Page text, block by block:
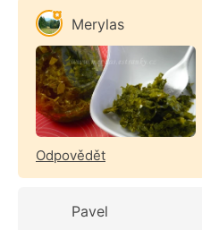
Merylas
Odpovědět
Pavel